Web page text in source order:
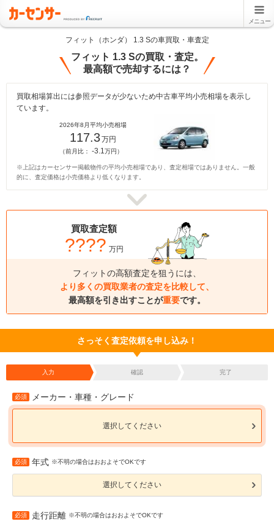
メニュー
フィット（ホンダ） 1.3 Sの車買取・車査定
フィット 1.3 Sの買取・査定。
最高額で売却するには？
買取相場算出には参照データが少ないため中古車平均小売相場を表示し
ています。
2026年8月平均小売相場
117.3万円
（前月比： -3.1万円）
※上記はカーセンサー掲載物件の平均小売相場であり、査定相場ではありません。一般
的に、査定価格は小売価格より低くなります。
買取査定額
???? 万円
フィットの高額査定を狙うには、
より多くの買取業者の査定を比較して、
最高額を引き出すことが重要です。
さっそく査定依頼を申し込み！
入力 確認 完了
必須 メーカー・車種・グレード
選択してください
必須 年式 ※不明の場合はおおよそでOKです
選択してください
必須 走行距離 ※不明の場合はおおよそでOKです